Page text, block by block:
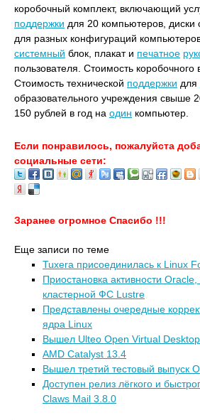
коробочный комплект, включающий
поддержки для 20 компьютеров, диски
для разных конфигураций
системный блок, плакат и печатное
пользователя. Стоимость коробочного
Стоимость технической поддержки для
образовательного учреждения свыше
150 рублей в год на один компьютер.
Если понравилось, пожалуйста
социальные сети:
Заранее огромное Спасибо !!!
Еще записи по теме
Tuxera присоединилась к Linux
Приостановка активности
кластерной ФС Lustre
Представлены очередные
ядра Linux
Вышел Ulteo Open Virtual
AMD Catalyst 13.4
Вышел третий тестовый выпуск
Доступен релиз лёгкого и
Claws Mail 3.8.0